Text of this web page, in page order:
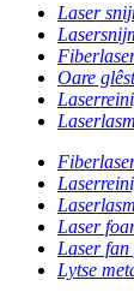
Laser
Oare
Laser
Laser
Lytse